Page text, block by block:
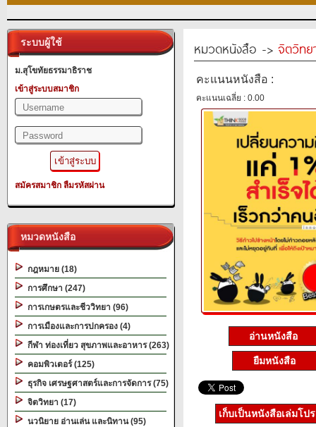
ระบบผู้ใช้
ม.สุโขทัยธรรมาธิราช
เข้าสู่ระบบสมาชิก
สมัครสมาชิก ลืมรหัสผ่าน
หมวดหนังสือ
กฎหมาย (18)
การศึกษา (247)
การเกษตรและชีววิทยา (96)
การเมืองและการปกครอง (4)
กีฬา ท่องเที่ยว สุขภาพและอาหาร (263)
คอมพิวเตอร์ (125)
ธุรกิจ เศรษฐศาสตร์และการจัดการ (75)
จิตวิทยา (17)
นวนิยาย อ่านเล่น และนิทาน (95)
หมวดหนังสือ -> จิตวิทย
คะแนนหนังสือ :
คะแนนเฉลี่ย : 0.00
อ่านหนังสือ
ยืมหนังสือ
เก็บเป็นหนังสือเล่มโป